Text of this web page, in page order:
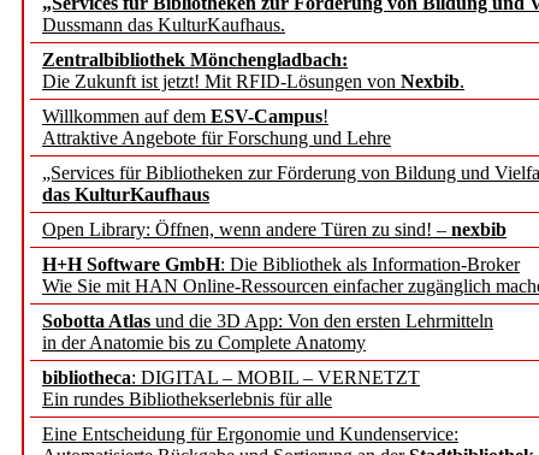
Dussmann das KulturKaufhaus.
Zentralbibliothek Mönchengladbach:
Die Zukunft ist jetzt! Mit RFID-Lösungen von Nexbib.
Willkommen auf dem ESV-Campus!
Attraktive Angebote für Forschung und Lehre
„Services für Bibliotheken zur Förderung von Bildung und
das KulturKaufhaus
Open Library: Öffnen, wenn andere Türen zu sind! – nexbib
H+H Software GmbH: Die Bibliothek als Information-Broker
Wie Sie mit HAN Online-Ressourcen einfacher zugänglich
Sobotta Atlas und die 3D App: Von den ersten Lehrmitteln
in der Anatomie bis zu Complete Anatomy
bibliotheca: DIGITAL – MOBIL – VERNETZT
Ein rundes Bibliothekserlebnis für alle
Eine Entscheidung für Ergonomie und Kundenservice:
angepasst
konstruktiv!
Mohr Siebeck
und die Zeitschrift für
Francke Attempto
EBSCO Information
Recherchefunktionen in